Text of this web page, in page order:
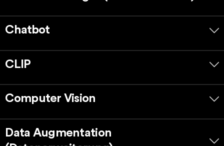
Chatbot
CLIP
Computer Vision
Data Augmentation